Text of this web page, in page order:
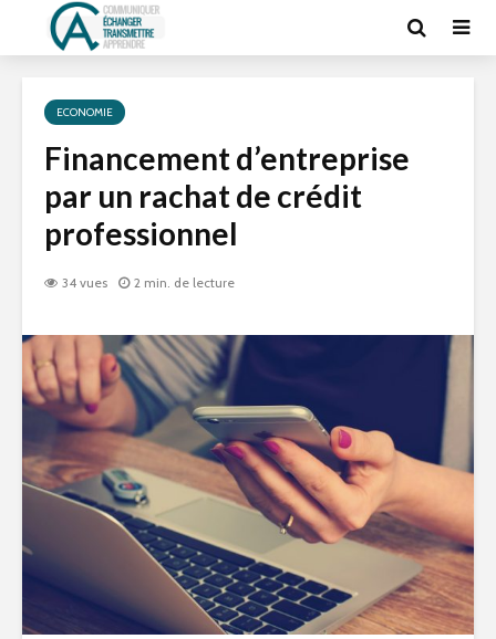
ECONOMIE
Financement d’entreprise
par un rachat de crédit
professionnel
34 vues 2 min. de lecture